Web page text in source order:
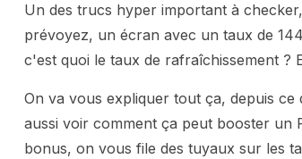
Un des trucs hyper important à
prévoyez, un écran avec un taux de
c'est quoi le taux de rafraîchissement ?
On va vous expliquer tout ça, depuis
aussi voir comment ça peut booster un
bonus, on vous file des tuyaux sur les